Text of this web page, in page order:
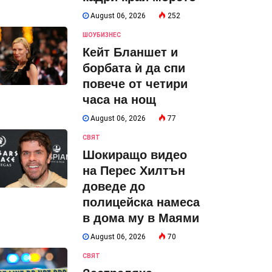
August 06, 2026 252
ШОУБИЗНЕС
Кейт Бланшет и
борбата ѝ да спи
повече от четири
часа на нощ
August 06, 2026 77
СВЯТ
Шокиращо видео
на Перес Хилтън
доведе до
полицейска намеса
в дома му в Маями
August 06, 2026 70
СВЯТ